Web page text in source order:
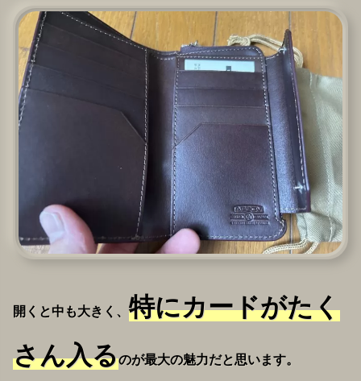
開くと中も大きく、 特にカードがたく
さん入るのが最大の魅力だと思います。